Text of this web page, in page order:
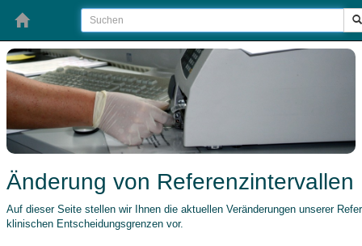
Änderung von Referenzintervallen
Auf dieser Seite stellen wir Ihnen die aktuellen Veränderungen unserer
klinischen Entscheidungsgrenzen vor.